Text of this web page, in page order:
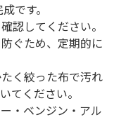
です。
認してください。
ぐため、定期的に
く絞った布で汚れ
てください。
・ベンジン・アル